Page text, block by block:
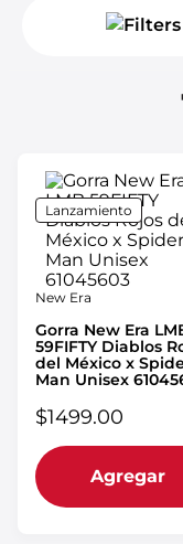
Lanzamiento
New Era
Gorra New Era
59FIFTY Diablos
del México x
Man Unisex
$1499.00
Agregar